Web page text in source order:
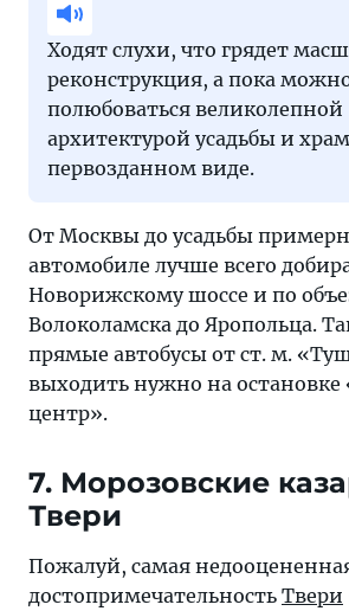
Ходят слухи, что грядет
реконструкция, а пока
полюбоваться великолепной
архитектурой усадьбы и
первозданном виде.
От Москвы до усадьбы
автомобиле лучше всего
Новорижскому шоссе и по
Волоколамска до Яропольца.
прямые автобусы от ст. м.
выходить нужно на остановке
центр».
7. Морозовские
Твери
Пожалуй, самая
достопримечательность Твери